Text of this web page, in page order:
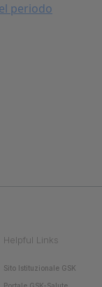
periodo
Helpful Links
Sito Istituzionale GSK